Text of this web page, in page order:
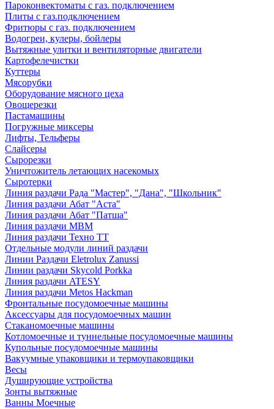
Пароконвектоматы с газ. подключением
Плиты с газ.подключением
Фритюры с газ. подключением
Водогреи, кулеры, бойлеры
Вытяжные улитки и вентиляторные двигатели
Картофелечистки
Куттеры
Мясорубки
Оборудование мясного цеха
Овощерезки
Пастамашины
Погружные миксеры
Лифты, Тельферы
Слайсеры
Сырорезки
Уничтожитель летающих насекомых
Сыротерки
Линия раздачи Рада "Мастер", "Дана", "Школьник"
Линия раздачи Абат "Аста"
Линия раздачи Абат "Патша"
Линия раздачи МВМ
Линия раздачи Техно ТТ
Отдельные модули линий раздачи
Линии Раздачи Eletrolux Zanussi
Линии раздачи Skycold Porkka
Линия раздачи ATESY
Линия раздачи Metos Hackman
Фронтальные посудомоечные машины
Аксессуары для посудомоечных машин
Стаканомоечные машины
Котломоечные и туннельные посудомоечные машины
Купольные посудомоечные машины
Вакуумные упаковщики и термоупаковщики
Весы
Душирующие устройства
Зонты вытяжные
Ванны Моечные